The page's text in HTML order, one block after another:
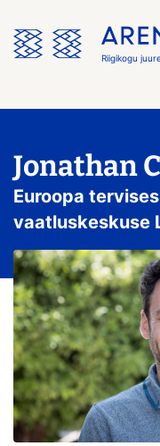
menüü
vahele
Riigikogu
Jonathan
Euroopa
vaatluskeskuse